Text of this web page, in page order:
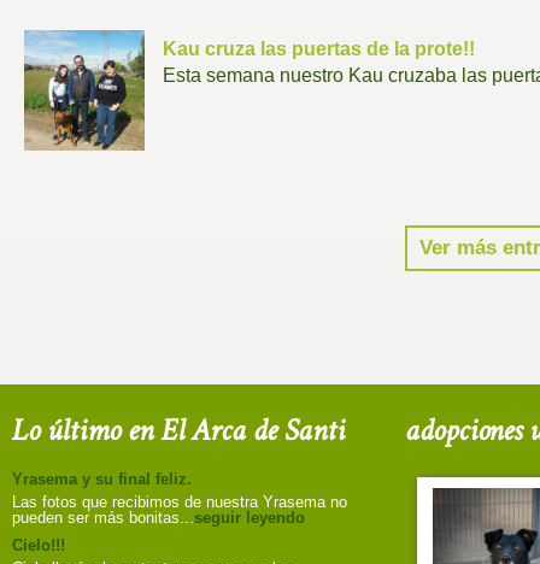
Kau cruza las puertas de la prote!!
Esta semana nuestro Kau cruzaba las
Ver más
Lo último en El Arca de Santi
Yrasema y su final feliz.
Las fotos que recibimos de nuestra Yrasema no
pueden ser más bonitas...seguir leyendo
Cielo!!!
adopciones